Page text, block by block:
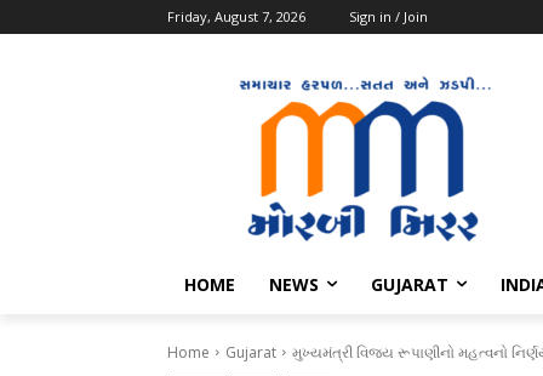
Friday, August 7, 2026 Sign in / Join
HOME NEWS GUJARAT
Home Gujarat મુખ્યમંત્રી વિજય રૂપાણીનો મહત્વનો